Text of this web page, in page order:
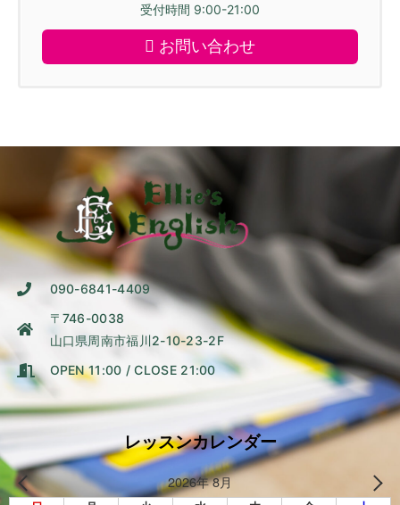
受付時間 9:00-21:00
お問い合わせ
090-6841-4409
〒746-0038
山口県周南市福川2-10-23-2F
OPEN 11:00 / CLOSE 21:00
レッスンカレンダー
2026年 8月